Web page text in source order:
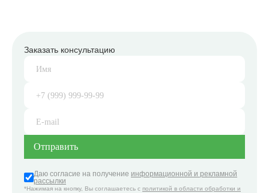
Заказать консультацию
Даю согласие на получение информационной и рекламной
рассылки
*Нажимая на кнопку, Вы соглашаетесь с политикой в области обработки и